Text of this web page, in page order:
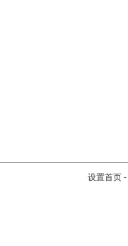
设置首页 -